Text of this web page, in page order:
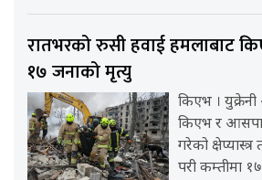
रातभरको रुसी हवाई हमलाबाट
१७ जनाको मृत्यु
किएभ ।
किएभ र
गरेको
परी कम्तीमा